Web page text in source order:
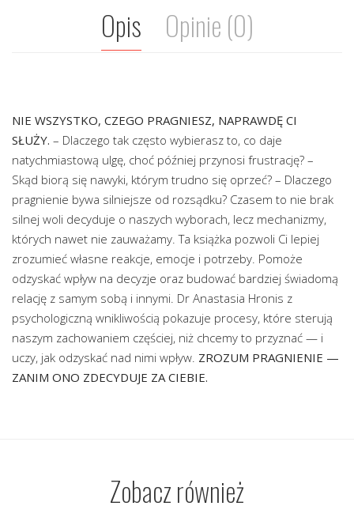
Opis Opinie (0)
NIE WSZYSTKO, CZEGO PRAGNIESZ, NAPRAWDĘ CI
SŁUŻY. – Dlaczego tak często wybierasz to, co daje
natychmiastową ulgę, choć później przynosi frustrację? –
Skąd biorą się nawyki, którym trudno się oprzeć? – Dlaczego
pragnienie bywa silniejsze od rozsądku? Czasem to nie brak
silnej woli decyduje o naszych wyborach, lecz mechanizmy,
których nawet nie zauważamy. Ta książka pozwoli Ci lepiej
zrozumieć własne reakcje, emocje i potrzeby. Pomoże
odzyskać wpływ na decyzje oraz budować bardziej świadomą
relację z samym sobą i innymi. Dr Anastasia Hronis z
psychologiczną wnikliwością pokazuje procesy, które sterują
naszym zachowaniem częściej, niż chcemy to przyznać — i
uczy, jak odzyskać nad nimi wpływ. ZROZUM PRAGNIENIE —
ZANIM ONO ZDECYDUJE ZA CIEBIE.
Zobacz również